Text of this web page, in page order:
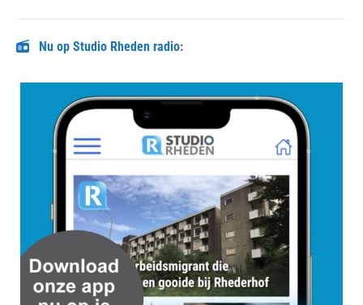
Nu op Studio Rheden radio: